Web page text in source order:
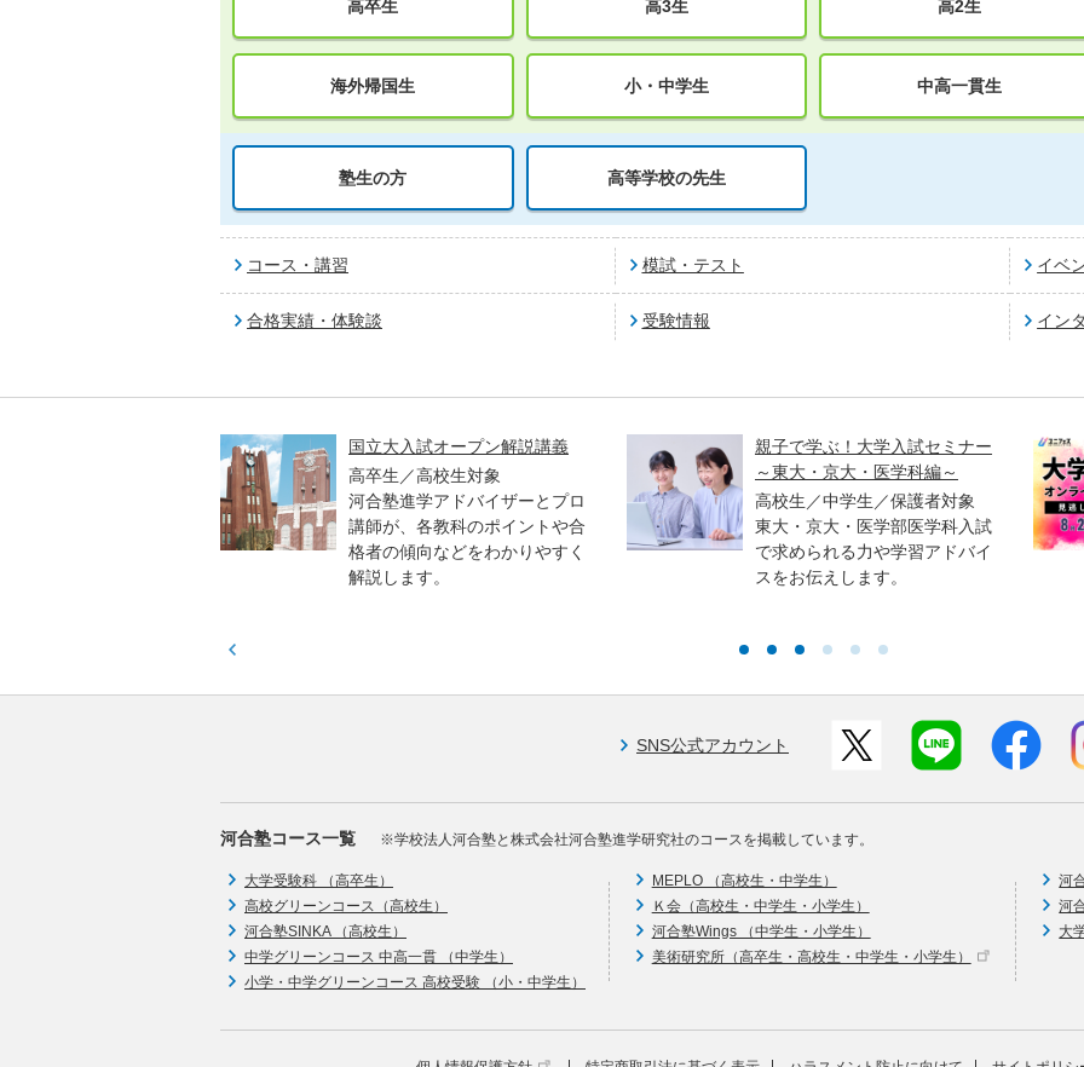
高卒生 高3生 高2生
海外帰国生 小・中学生 中高一貫生
塾生の方 高等学校の先生
コース・講習 模試・テスト イベ
合格実績・体験談 受験情報 イン
国立大入試オープン解説講義
高卒生／高校生対象
河合塾進学アドバイザーとプロ
講師が、各教科のポイントや合
格者の傾向などをわかりやすく
解説します。
親子で学ぶ！大学入試セミナー
～東大・京大・医学科編～
高校生／中学生／保護者対象
東大・京大・医学部医学科入試
で求められる力や学習アドバイ
スをお伝えします。
SNS公式アカウント
河合塾コース一覧 ※学校法人河合塾と株式会社河合塾進学研究社のコースを掲載しています。
大学受験科 （高卒生）
高校グリーンコース（高校生）
河合塾SINKA （高校生）
中学グリーンコース 中高一貫 （中学生）
小学・中学グリーンコース 高校受験 （小・中学生）
MEPLO （高校生・中学生）
Ｋ会（高校生・中学生・小学生）
河合塾Wings （中学生・小学生）
美術研究所（高卒生・高校生・中学生・小学生）
河
河
大